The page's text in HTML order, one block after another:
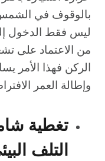
بالوقوف في
ليس فقط الدخول
من الاعتماد على
الركن فهذا الأمر
وإطالة العمر
تغطية
التلف